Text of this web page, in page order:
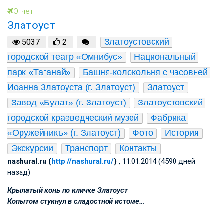
Отчет
Златоуст
5037 2
Златоустовский
городской театр «Омнибус»
Национальный
парк «Таганай»
Башня-колокольня с часовней
Иоанна Златоуста (г. Златоуст)
Златоуст
Завод «Булат» (г. Златоуст)
Златоустовский
городской краеведческий музей
Фабрика
«Оружейникъ» (г. Златоуст)
Фото
История
Экскурсии
Транспорт Контакты
nashural.ru (http://nashural.ru/) , 11.01.2014 (4590 дней
назад)
Крылатый конь по кличке Златоуст
Копытом стукнул в сладостной истоме…